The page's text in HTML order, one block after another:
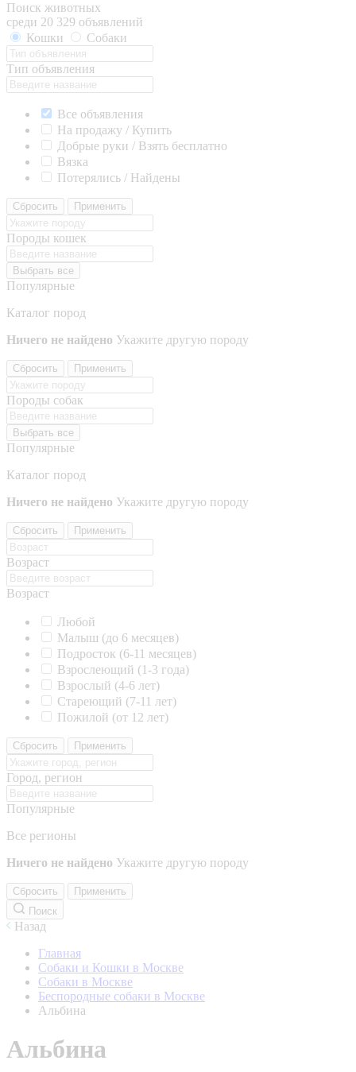
Поиск животных
среди 20 329 объявлений
Кошки
Собаки
Тип объявления
Все объявления
На продажу / Купить
Добрые руки / Взять бесплатно
Вязка
Потерялись / Найдены
Сбросить Применить
Породы кошек
Выбрать все
Популярные
Каталог пород
Ничего не найдено Укажите другую породу
Сбросить Применить
Породы собак
Выбрать все
Популярные
Каталог пород
Ничего не найдено Укажите другую породу
Сбросить Применить
Возраст
Возраст
Любой
Малыш (до 6 месяцев)
Подросток (6-11 месяцев)
Взрослеющий (1-3 года)
Взрослый (4-6 лет)
Стареющий (7-11 лет)
Пожилой (от 12 лет)
Сбросить Применить
Город, регион
Популярные
Все регионы
Ничего не найдено Укажите другую породу
Сбросить
Применить
Поиск
Назад
Главная
Собаки и Кошки в Москве
Собаки в Москве
Беспородные собаки в Москве
Альбина
Альбина